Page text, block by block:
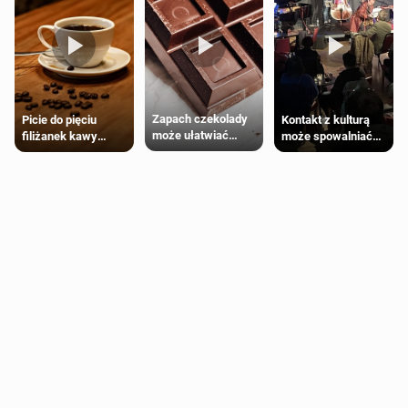
Picie do pięciu
filiżanek kawy
dziennie jest
Zapach czekolady
może ułatwiać
trening siłowy
Kontakt z kulturą
może spowalniać
starzenie